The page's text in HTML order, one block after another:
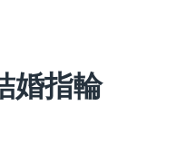
婚指輪